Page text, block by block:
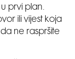
prvi plan.
ili vijest koja
ne raspršite